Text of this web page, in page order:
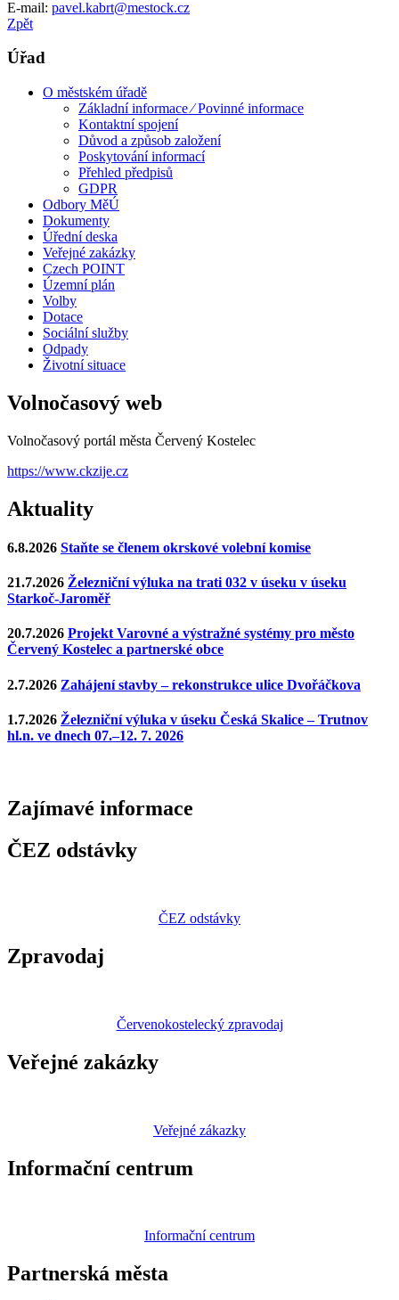
E-mail: pavel.kabrt@mestock.cz
Zpět
Úřad
O městském úřadě
Základní informace ⁄ Povinné informace
Kontaktní spojení
Důvod a způsob založení
Poskytování informací
Přehled předpisů
GDPR
Odbory MěÚ
Dokumenty
Úřední deska
Veřejné zakázky
Czech POINT
Územní plán
Volby
Dotace
Sociální služby
Odpady
Životní situace
Volnočasový web
Volnočasový portál města Červený Kostelec
https://www.ckzije.cz
Aktuality
6.8.2026 Staňte se členem okrskové volební komise
21.7.2026 Železniční výluka na trati 032 v úseku v úseku
Starkoč-Jaroměř
20.7.2026 Projekt Varovné a výstražné systémy pro město
Červený Kostelec a partnerské obce
2.7.2026 Zahájení stavby – rekonstrukce ulice Dvořáčkova
1.7.2026 Železniční výluka v úseku Česká Skalice – Trutnov
hl.n. ve dnech 07.–12. 7. 2026
Zajímavé informace
ČEZ odstávky
ČEZ odstávky
Zpravodaj
Červenokostelecký zpravodaj
Veřejné zakázky
Veřejné zákazky
Informační centrum
Informační centrum
Partnerská města